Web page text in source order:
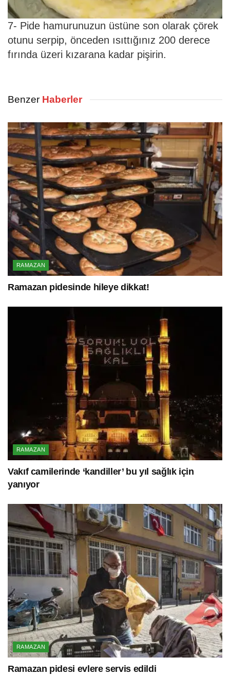
7- Pide hamurunuzun üstüne son olarak çörek
otunu serpip, önceden ısıttığınız 200 derece
fırında üzeri kızarana kadar pişirin.
Benzer Haberler
RAMAZAN
Ramazan pidesinde hileye dikkat!
RAMAZAN
Vakıf camilerinde ‘kandiller’ bu yıl sağlık için
yanıyor
RAMAZAN
Ramazan pidesi evlere servis edildi